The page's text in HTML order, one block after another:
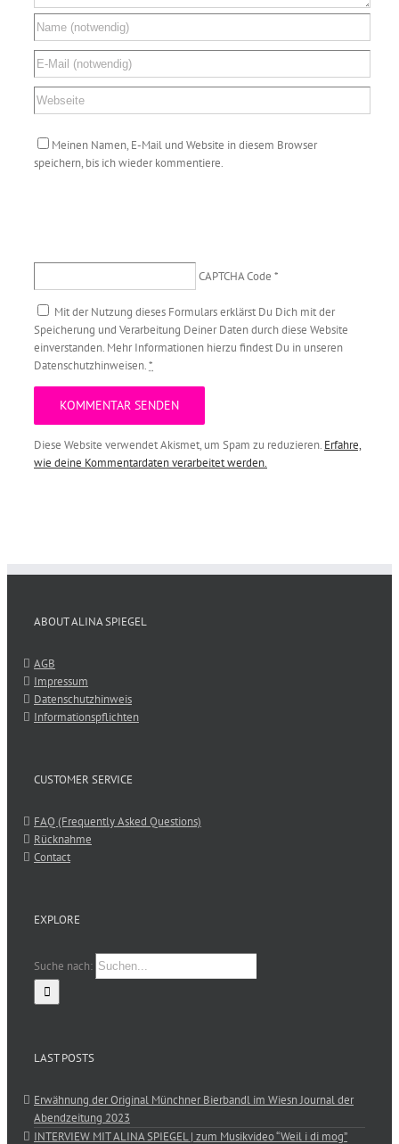
Meinen Namen, E-Mail und Website in diesem Browser
speichern, bis ich wieder kommentiere.
CAPTCHA Code *
Mit der Nutzung dieses Formulars erklärst Du Dich mit der
Speicherung und Verarbeitung Deiner Daten durch diese Website
einverstanden. Mehr Informationen hierzu findest Du in unseren
Datenschutzhinweisen.*
Diese Website verwendet Akismet, um Spam zu reduzieren. Erfahre,
wie deine Kommentardaten verarbeitet werden.
ABOUT ALINA SPIEGEL
AGB
Impressum
Datenschutzhinweis
Informationspflichten
CUSTOMER SERVICE
FAQ (Frequently Asked Questions)
Rücknahme
Contact
EXPLORE
Suche nach:
LAST POSTS
Erwähnung der Original Münchner Bierbandl im Wiesn Journal der
Abendzeitung 2023
INTERVIEW MIT ALINA SPIEGEL | zum Musikvideo “Weil i di mog”